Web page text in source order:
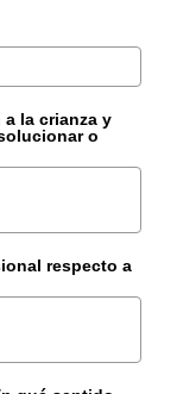
la crianza y
o
respecto a